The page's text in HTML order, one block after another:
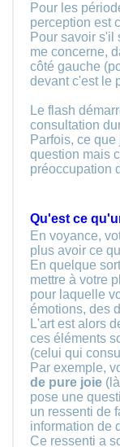
Pour les
perception est
Pour savoir s'il
me concerne,
côté gauche
devant c'est le
Le flash
consultation
Parfois, ce
question mais
préoccupation
Qu'est ce
En voyance,
plus avoir ce
En quelque
mettre à votre
pour laquelle
émotions, des
L'art est alors
ces éléments
(celui qui
Par exemple,
de pure joie
pose une
un ressenti de
information de
Ce ressenti a